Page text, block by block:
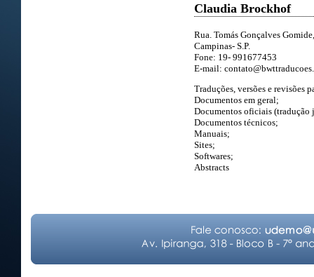
Claudia Brockhof
Rua. Tomás Gonçalves
Campinas- S.P.
Fone: 19- 991677453
E-mail:
Traduções, versões e revisões
Documentos em geral;
Documentos oficiais (tradução
Documentos técnicos;
Manuais;
Sites;
Softwares;
Abstracts